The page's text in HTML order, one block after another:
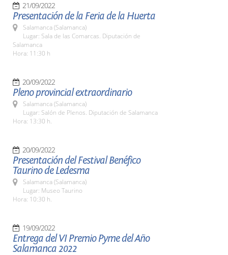
21/09/2022
Presentación de la Feria de la Huerta
Salamanca (Salamanca)
Lugar: Sala de las Comarcas. Diputación de
Salamanca
Hora: 11:30 h
20/09/2022
Pleno provincial extraordinario
Salamanca (Salamanca)
Lugar: Salón de Plenos. Diputación de Salamanca
Hora: 13:30 h.
20/09/2022
Presentación del Festival Benéfico
Taurino de Ledesma
Salamanca (Salamanca)
Lugar: Museo Taurino
Hora: 10:30 h.
19/09/2022
Entrega del VI Premio Pyme del Año
Salamanca 2022